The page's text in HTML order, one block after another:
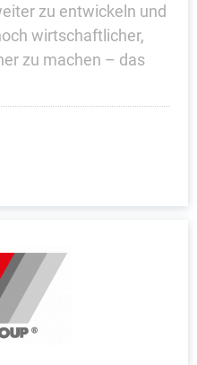
zu entwickeln und
wirtschaftlicher,
zu machen – das